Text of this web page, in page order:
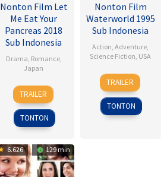
Nonton Film Let
Me Eat Your
Pancreas 2018
Sub Indonesia
Drama, Romance,
Japan
28
Jul
2017
Sho
Tsukikawa
TRAILER
TONTON
Nonton Film
Waterworld 1995
Sub Indonesia
Action,Adventure,
Science Fiction, USA
28
Jul
1995
Kevin
Reynolds
TRAILER
TONTON
6.626 129 min